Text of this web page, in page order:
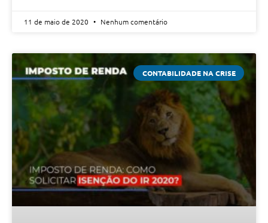
11 de maio de 2020 Nenhum comentário
CONTABILIDADE NA CRISE